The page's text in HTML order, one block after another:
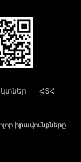
ՀՏՀ
իրավունքները